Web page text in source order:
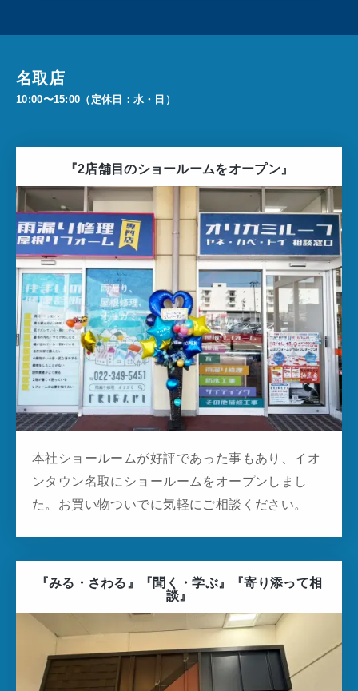
名取店
10:00〜15:00（定休日：水・日）
『2店舗目のショールームをオープン』
本社ショールームが好評であった事もあり、イオ
ンタウン名取にショールームをオープンしまし
た。お買い物ついでに気軽にご相談ください。
『みる・さわる』『聞く・学ぶ』『寄り添って相
談』